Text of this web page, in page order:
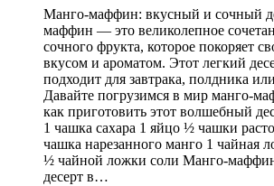
Манго-маффин: вкусный и сочный
маффин — это великолепное
сочного фрукта, которое покоряет
вкусом и ароматом. Этот легкий
подходит для завтрака, полдника
Давайте погрузимся в мир манго-
как приготовить этот волшебный
1 чашка сахара 1 яйцо ½ чашки
чашка нарезанного манго 1 чайная
½ чайной ложки соли Манго-
десерт в…